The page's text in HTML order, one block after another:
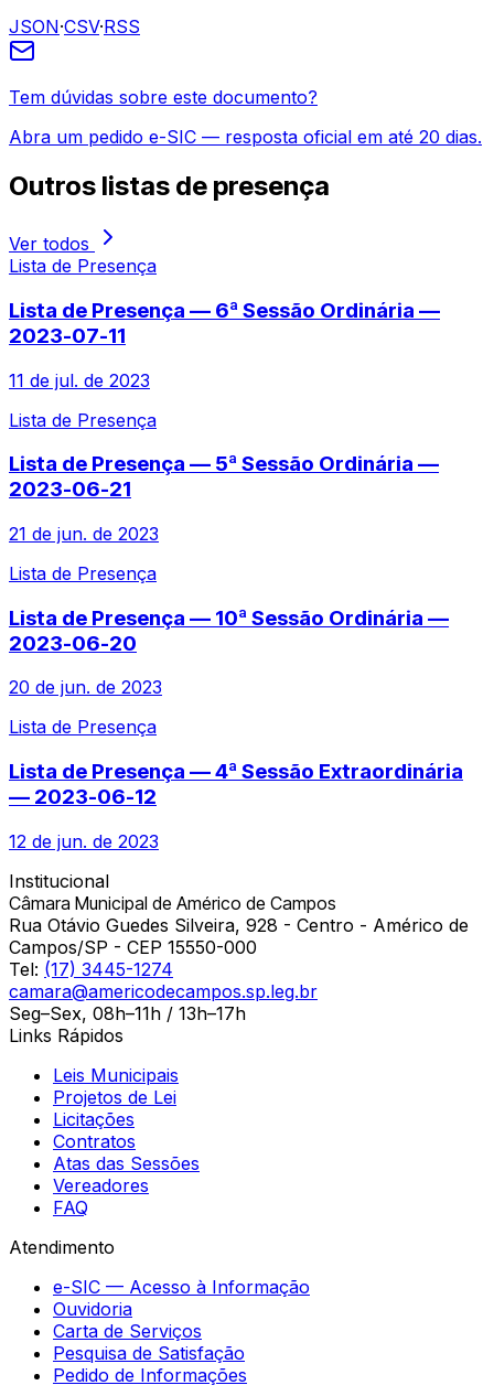
JSON·CSV·RSS
Tem dúvidas sobre este documento?
Abra um pedido e-SIC — resposta oficial em até 20 dias.
Outros listas de presença
Ver todos
Lista de Presença
Lista de Presença — 6ª Sessão Ordinária —
2023-07-11
11 de jul. de 2023
Lista de Presença
Lista de Presença — 5ª Sessão Ordinária —
2023-06-21
21 de jun. de 2023
Lista de Presença
Lista de Presença — 10ª Sessão Ordinária —
2023-06-20
20 de jun. de 2023
Lista de Presença
Lista de Presença — 4ª Sessão Extraordinária
— 2023-06-12
12 de jun. de 2023
Institucional
Câmara Municipal de Américo de Campos
Rua Otávio Guedes Silveira, 928 - Centro - Américo de
Campos/SP - CEP 15550-000
Tel: (17) 3445-1274
camara@americodecampos.sp.leg.br
Seg–Sex, 08h–11h / 13h–17h
Links Rápidos
Leis Municipais
Projetos de Lei
Licitações
Contratos
Atas das Sessões
Vereadores
FAQ
Atendimento
e-SIC — Acesso à Informação
Ouvidoria
Carta de Serviços
Pesquisa de Satisfação
Pedido de Informações